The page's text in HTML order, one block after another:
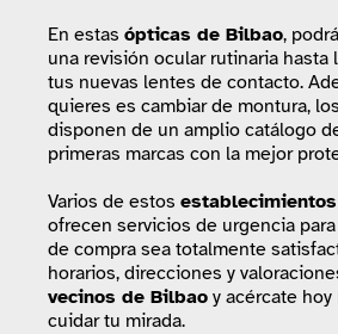
En estas ópticas de Bilbao,
una revisión ocular rutinaria hasta
tus nuevas lentes de contacto.
quieres es cambiar de montura,
disponen de un amplio catálogo
primeras marcas con la mejor
Varios de estos establecimientos
ofrecen servicios de urgencia
de compra sea totalmente
horarios, direcciones y
vecinos de Bilbao y acércate
cuidar tu mirada.